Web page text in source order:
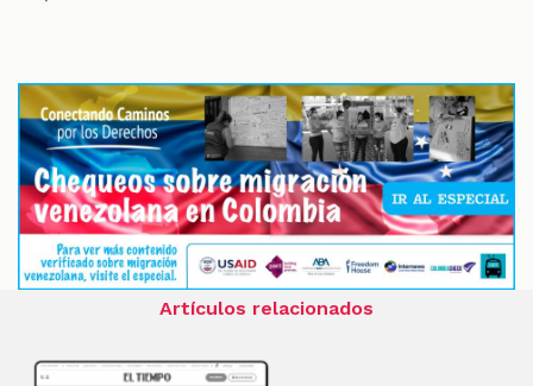
Artículos relacionados